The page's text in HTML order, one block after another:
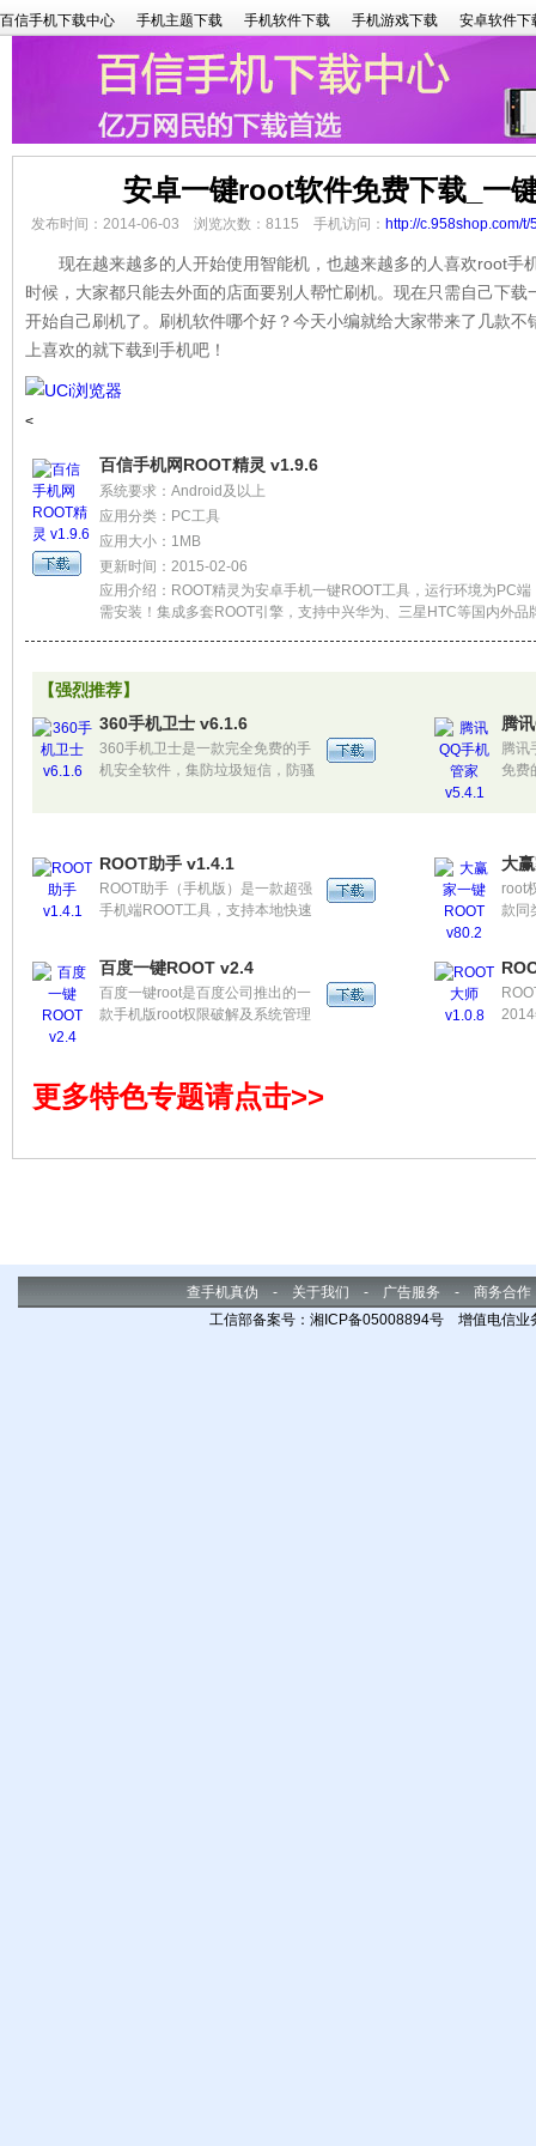
百信手机下载中心 手机主题下载 手机软件下载 手机游戏下载 安卓软件下
安卓一键root软件免费下载_一
发布时间：2014-06-03 浏览次数：8115 手机访问： http://c.958shop.com/t/
现在越来越多的人开始使用智能机，也越来越多的人喜欢root手
时候，大家都只能去外面的店面要别人帮忙刷机。现在只需自己下
开始自己刷机了。刷机软件哪个好？今天小编就给大家带来了几款
上喜欢的就下载到手机吧！
<
百信手机网ROOT精灵 v1.9.6
系统要求：Android及以上
应用分类：PC工具
应用大小：1MB
更新时间：2015-02-06
应用介绍：ROOT精灵为安卓手机一键ROOT工具，运行环境为PC端
需安装！集成多套ROOT引擎，支持中兴华为、三星HTC等国内外品
【强烈推荐】
360手机卫士 v6.1.6
360手机卫士是一款完全免费的手
机安全软件，集防垃圾短信，防骚
机加速，祝福闪信便捷发送，电话
归属地显示及查询等功能于一身。
腾
腾讯
免费
速、
ROOT助手 v1.4.1
ROOT助手（手机版）是一款超强
手机端ROOT工具，支持本地快速
前支持超过7000款机型，是目前最
好的手机端ROOT工具之一。
大
root
款同
不会
响！
百度一键ROOT v2.4
百度一键root是百度公司推出的一
款手机版root权限破解及系统管理
更多特色专题请点击>>
查手机真伪 - 关于我们 - 广告服务 - 商务合作
工信部备案号：湘ICP备05008894号 增值电信